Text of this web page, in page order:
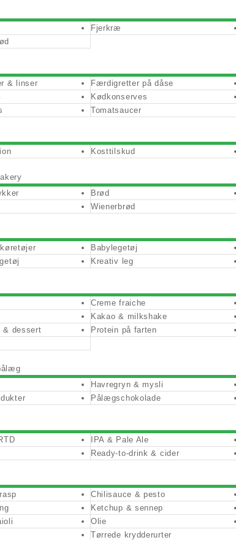
Fjerkræ
& linser
Færdigretter på dåse
Kødkonserves
Tomatsaucer
Kosttilskud
Brød
Wienerbrød
Babylegetøj
Kreativ leg
Creme fraiche
Kakao & milkshake
& dessert
Protein på farten
Havregryn & mysli
Pålægschokolade
IPA & Pale Ale
Ready-to-drink & cider
Chilisauce & pesto
Ketchup & sennep
Olie
Tørrede krydderurter